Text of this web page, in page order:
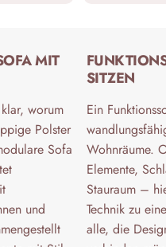
MIT
worum
Polster
Sofa
und
SITZEN
Ein
Wohnräume.
Elemente,
Stauraum –
Technik zu
alle, die